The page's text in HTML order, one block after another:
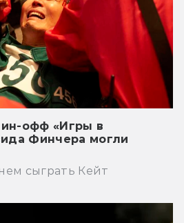
офф «Игры в
Финчера могли
сыграть Кейт